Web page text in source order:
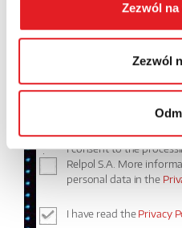
Zezwól
Zezwól
Contents: *
I consent to the
Relpol S.A. More
personal data in the
I have read thePrivacy